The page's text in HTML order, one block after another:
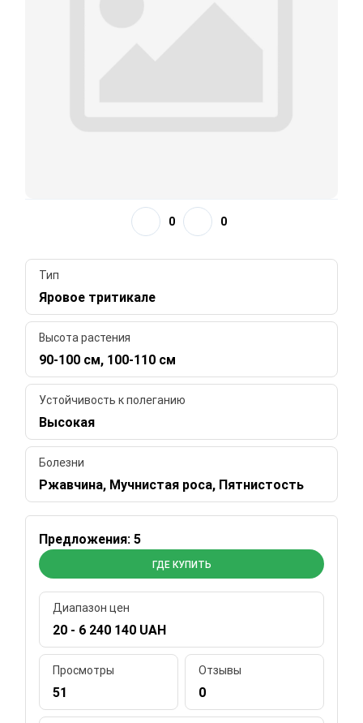
0 0
Тип
Яровое тритикале
Высота растения
90-100 см, 100-110 см
Устойчивость к полеганию
Высокая
Болезни
Ржавчина, Мучнистая роса, Пятнистость
Предложения: 5
ГДЕ КУПИТЬ
Диапазон цен
20 - 6 240 140 UAH
Просмотры
51
Отзывы
0